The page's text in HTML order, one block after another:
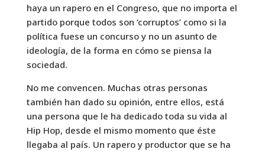
haya un rapero en el Congreso, que no importa el
partido porque todos son ‘corruptos’ como si la
política fuese un concurso y no un asunto de
ideología, de la forma en cómo se piensa la
sociedad.
No me convencen. Muchas otras personas
también han dado su opinión, entre ellos, está
una persona que le ha dedicado toda su vida al
Hip Hop, desde el mismo momento que éste
llegaba al país. Un rapero y productor que se ha